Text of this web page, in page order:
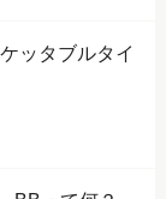
ッタブルタイ